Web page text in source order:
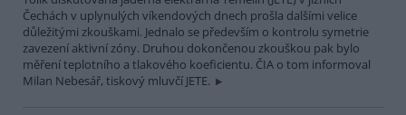
Čechách v uplynulých víkendových dnech prošla dalšími velice
důležitými zkouškami. Jednalo se především o kontrolu symetrie
zavezení aktivní zóny. Druhou dokončenou zkouškou pak bylo
měření teplotního a tlakového koeficientu. ČIA o tom informoval
Milan Nebesář, tiskový mluvčí JETE.